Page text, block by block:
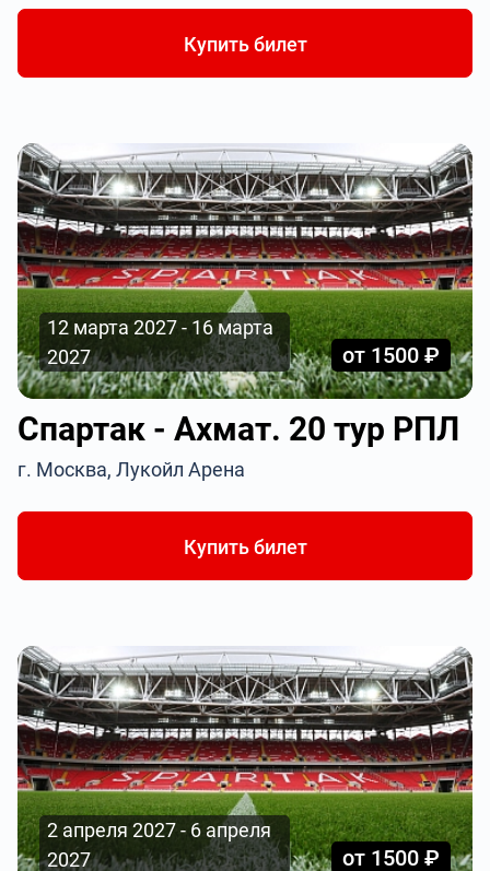
Купить билет
12 марта 2027 - 16 марта
2027
от 1500 ₽
Спартак - Ахмат. 20 тур РПЛ
г. Москва, Лукойл Арена
Купить билет
2 апреля 2027 - 6 апреля
2027
от 1500 ₽